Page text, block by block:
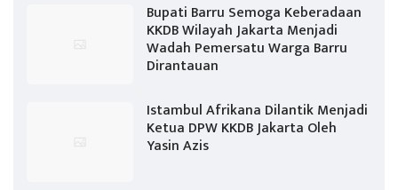
Bupati Barru Semoga Keberadaan
KKDB Wilayah Jakarta Menjadi
Wadah Pemersatu Warga Barru
Dirantauan
Istambul Afrikana Dilantik Menjadi
Ketua DPW KKDB Jakarta Oleh
Yasin Azis